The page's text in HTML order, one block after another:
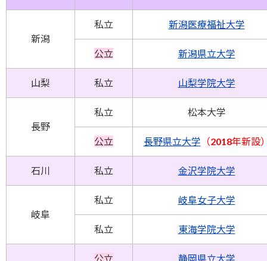
新潟
私立 新潟医療福祉大学
公立 新潟県立大学
山梨 私立 山梨学院大学
長野
私立 松本大学
公立 長野県立大学 （2018年新設
石川 私立 金沢学院大学
岐阜
私立 岐阜女子大学
私立 東海学院大学
公立 静岡県立大学